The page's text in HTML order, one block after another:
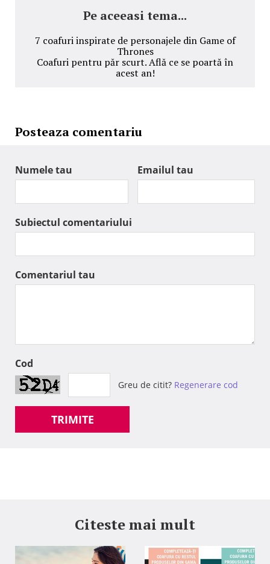
Pe aceeasi tema...
7 coafuri inspirate de personajele din Game of
Thrones
Coafuri pentru păr scurt. Află ce se poartă în
acest an!
Posteaza comentariu
Numele tau Emailul tau
Subiectul comentariului
Comentariul tau
Cod
Greu de citit? Regenerare cod
TRIMITE
Citeste mai mult